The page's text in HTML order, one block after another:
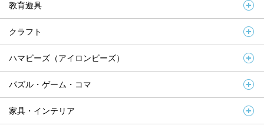
教育遊具
クラフト
ハマビーズ（アイロンビーズ）
パズル・ゲーム・コマ
家具・インテリア